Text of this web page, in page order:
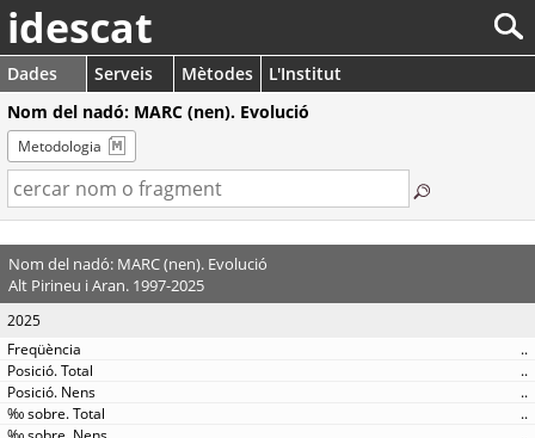
idescat
Dades Serveis Mètodes
L'Institut
Nom del nadó: MARC (nen). Evolució
Metodologia
Nom del nadó: MARC (nen). Evolució
Alt Pirineu i Aran. 1997-2025
2025
..
..
..
..